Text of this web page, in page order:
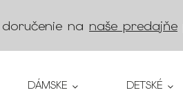
na naše predajňe
DÁMSKE DETSKÉ